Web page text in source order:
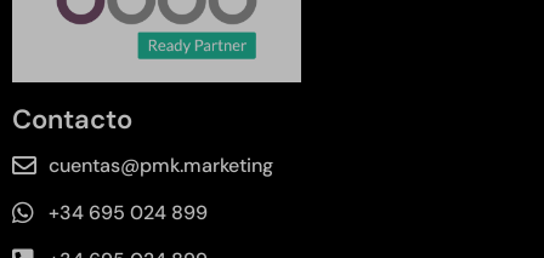
Contacto
cuentas@pmk.marketing
+34 695 024 899